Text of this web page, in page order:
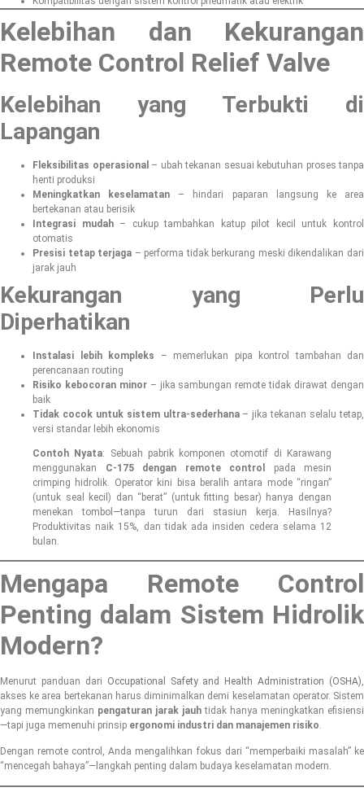
Kelebihan dan Kekurangan
Remote Control Relief Valve
Kelebihan yang Terbukti di
Lapangan
Fleksibilitas operasional – ubah tekanan sesuai kebutuhan proses tanpa
henti produksi
Meningkatkan keselamatan – hindari paparan langsung ke area
bertekanan atau berisik
Integrasi mudah– cukup tambahkan katup pilot kecil untuk kontrol
otomatis
Presisi tetap terjaga – performa tidak berkurang meski dikendalikan dari
jarak jauh
Kekurangan yang Perlu
Diperhatikan
Instalasi lebih kompleks – memerlukan pipa kontrol tambahan dan
perencanaan routing
Risiko kebocoran minor– jika sambungan remote tidak dirawat dengan
baik
Tidak cocok untuk sistem ultra-sederhana– jika tekanan selalu tetap,
versi standar lebih ekonomis
Contoh Nyata: Sebuah pabrik komponen otomotif di Karawang
menggunakan
C-175 dengan remote control
pada mesin
crimping hidrolik. Operator kini bisa beralih antara mode “ringan”
(untuk seal kecil) dan “berat” (untuk fitting besar) hanya dengan
menekan tombol—tanpa turun dari stasiun kerja. Hasilnya?
Produktivitas naik 15%, dan tidak ada insiden cedera selama 12
bulan.
Mengapa Remote Control
Penting dalam Sistem Hidrolik
Modern?
Menurut panduan dari Occupational Safety and Health Administration (OSHA),
akses ke area bertekanan harus diminimalkan demi keselamatan operator. Sistem
yang memungkinkan pengaturan jarak jauh tidak hanya meningkatkan efisiensi
—tapi juga memenuhi prinsip ergonomi industri dan manajemen risiko.
Dengan remote control, Anda mengalihkan fokus dari “memperbaiki masalah” ke
“mencegah bahaya”—langkah penting dalam budaya keselamatan modern.